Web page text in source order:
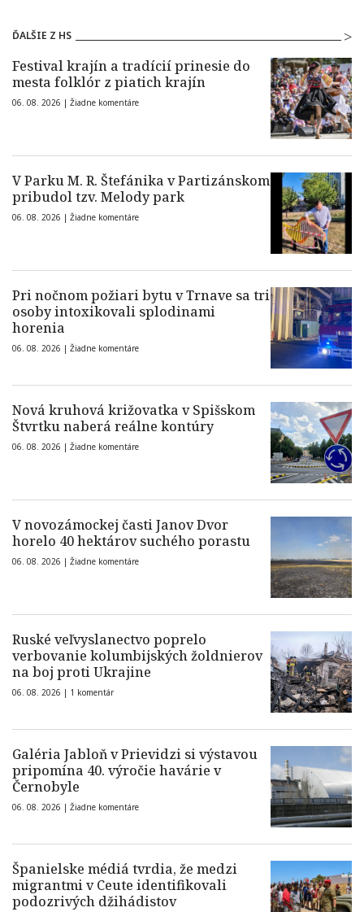
ĎALŠIE Z HS
Festival krajín a tradícií prinesie do
mesta folklór z piatich krajín
06. 08. 2026 | Žiadne komentáre
V Parku M. R. Štefánika v Partizánskom
pribudol tzv. Melody park
06. 08. 2026 | Žiadne komentáre
Pri nočnom požiari bytu v Trnave sa tri
osoby intoxikovali splodinami
horenia
06. 08. 2026 | Žiadne komentáre
Nová kruhová križovatka v Spišskom
Štvrtku naberá reálne kontúry
06. 08. 2026 | Žiadne komentáre
V novozámockej časti Janov Dvor
horelo 40 hektárov suchého porastu
06. 08. 2026 | Žiadne komentáre
Ruské veľvyslanectvo poprelo
verbovanie kolumbijských žoldnierov
na boj proti Ukrajine
06. 08. 2026 | 1 komentár
Galéria Jabloň v Prievidzi si výstavou
pripomína 40. výročie havárie v
Černobyle
06. 08. 2026 | Žiadne komentáre
Španielske médiá tvrdia, že medzi
migrantmi v Ceute identifikovali
podozrivých džihádistov